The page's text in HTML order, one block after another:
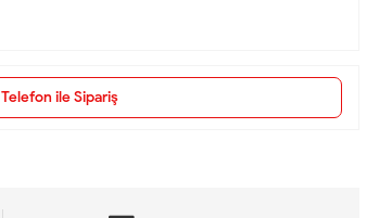
Telefon ile Sipariş